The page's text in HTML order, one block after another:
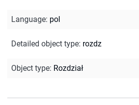
Language: pol
Detailed object type: rozdz
Object type: Rozdział